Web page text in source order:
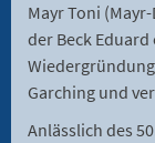
Mayr Toni
der Beck
Garching und
Anlässlich des